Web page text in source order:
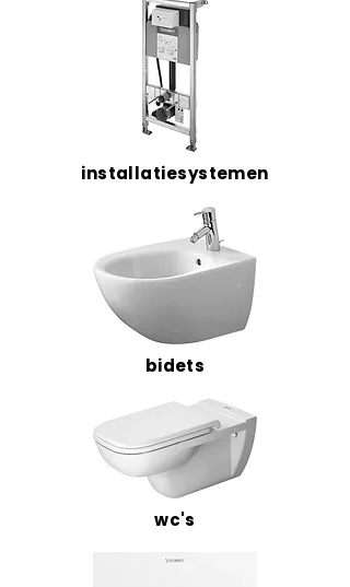
installatiesystemen
bidets
wc's